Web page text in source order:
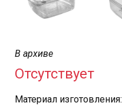
В архиве
Отсутствует
Материал изготовления: